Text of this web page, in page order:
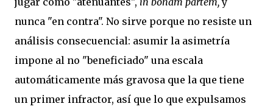
nunca "en contra". No sirve porque no resiste un
análisis consecuencial: asumir la asimetría
impone al no "beneficiado" una escala
automáticamente más gravosa que la que tiene
un primer infractor, así que lo que expulsamos